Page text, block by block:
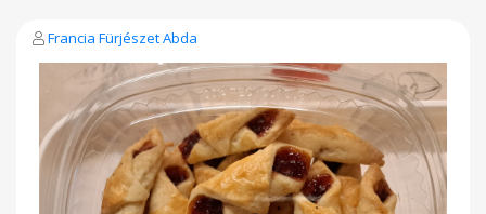
Francia Fürjészet Abda